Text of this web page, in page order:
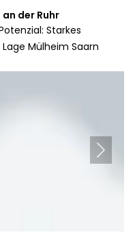
der Ruhr
Starkes
Mülheim Saarn